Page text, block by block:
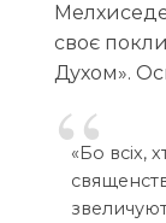
своє
Духом».
«Бо всіх,